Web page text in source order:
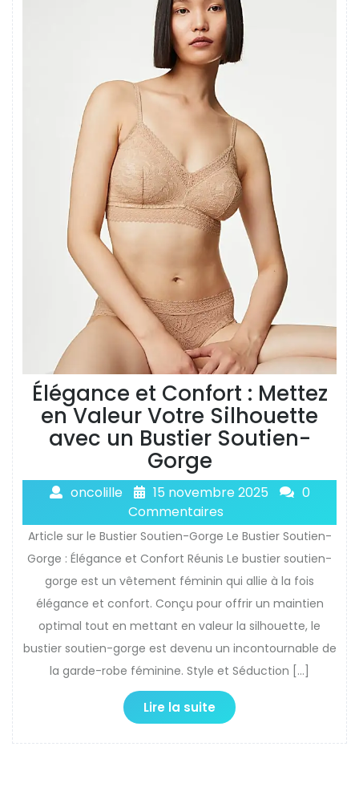
Élégance et Confort : Mettez
en Valeur Votre Silhouette
avec un Bustier Soutien-
Gorge
oncolille 15 novembre 2025
0
Commentaires
Article sur le Bustier Soutien-Gorge Le Bustier Soutien-
Gorge : Élégance et Confort Réunis Le bustier soutien-
gorge est un vêtement féminin qui allie à la fois
élégance et confort. Conçu pour offrir un maintien
optimal tout en mettant en valeur la silhouette, le
bustier soutien-gorge est devenu un incontournable de
la garde-robe féminine. Style et Séduction […]
Lire la suite